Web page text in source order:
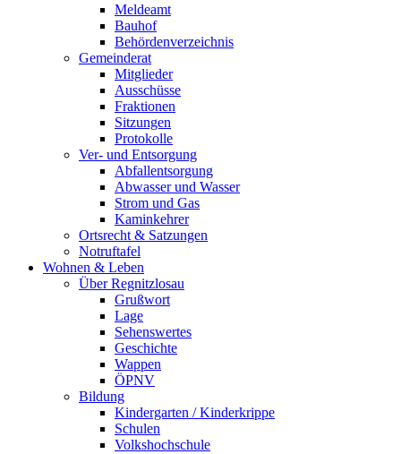
Meldeamt
Bauhof
Behördenverzeichnis
Gemeinderat
Mitglieder
Ausschüsse
Fraktionen
Sitzungen
Protokolle
Ver- und Entsorgung
Abfallentsorgung
Abwasser und Wasser
Strom und Gas
Kaminkehrer
Ortsrecht & Satzungen
Notruftafel
Wohnen & Leben
Über Regnitzlosau
Grußwort
Lage
Sehenswertes
Geschichte
Wappen
ÖPNV
Bildung
Kindergarten / Kinderkrippe
Schulen
Volkshochschule